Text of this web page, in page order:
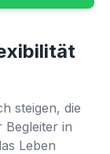
steigen, die
in
Leben